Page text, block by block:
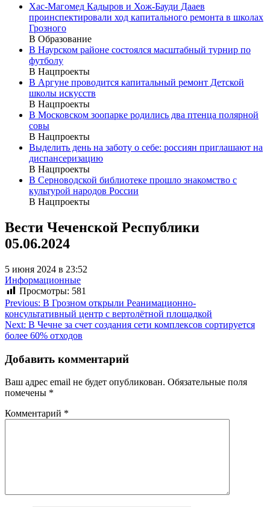
Хас-Магомед Кадыров и Хож-Бауди Дааев
проинспектировали ход капитального ремонта в школах
Грозного
В Образование
В Наурском районе состоялся масштабный турнир по
футболу
В Нацпроекты
В Аргуне проводится капитальный ремонт Детской
школы искусств
В Нацпроекты
В Московском зоопарке родились два птенца полярной
совы
В Нацпроекты
Выделить день на заботу о себе: россиян приглашают на
диспансеризацию
В Нацпроекты
В Серноводской библиотеке прошло знакомство с
культурой народов России
В Нацпроекты
Вести Чеченской Республики
05.06.2024
5 июня 2024 в 23:52
Информационные
Просмотры: 581
Навигация
по
записям
Previous: В Грозном открыли Реанимационно-
консультативный центр с вертолётной площадкой
Next: В Чечне за счет создания сети комплексов сортируется
более 60% отходов
Добавить комментарий
Ваш адрес email не будет опубликован. Обязательные поля
помечены *
Комментарий *